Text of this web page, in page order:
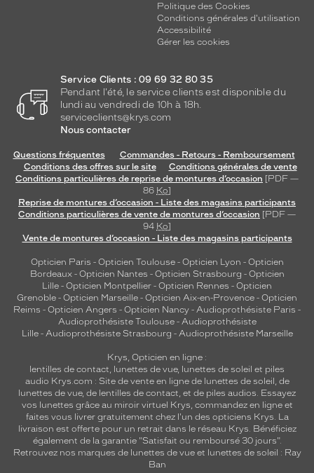
Politique des Cookies
Conditions générales d'utilisation
Accessibilité
Gérer les cookies
Service Clients : 09 69 32 80 35
Pendant l'été, le service clients est disponible du
lundi au vendredi de 10h à 18h.
serviceclients@krys.com
Nous contacter
Questions fréquentes
Commandes - Retours - Remboursement
Conditions des offres sur le site
Conditions générales de vente
Conditions particulières de reprise de montures d’occasion [PDF —
86 Ko]
Reprise de montures d’occasion - Liste des magasins participants
Conditions particulières de vente de montures d’occasion [PDF —
94 Ko]
Vente de montures d’occasion - Liste des magasins participants
Opticien Paris - Opticien Toulouse- Opticien Lyon - Opticien
Bordeaux- Opticien Nantes - Opticien Strasbourg - Opticien
Lille - Opticien Montpellier - Opticien Rennes - Opticien
Grenoble - Opticien Marseille - Opticien Aix-en-Provence - Opticien
Reims - Opticien Angers - Opticien Nancy - Audioprothésiste Paris -
Audioprothésiste Toulouse- Audioprothésiste
Lille- Audioprothésiste Strasbourg - Audioprothésiste Marseille
Krys, Opticien en ligne :
lentilles de contact lunettes de vue, lunettes de soleil et piles
audio Krys.com : Site de vente en ligne de lunettes de soleil, de
lunettes de vue, de lentilles de contact , et de piles audios. Essayez
vos lunettes grâce au miroir virtuel Krys, commandez en ligne et
faites vous livrer gratuitement chez l'un des opticiens Krys. La
livraison est offerte pour un retrait dans le réseau Krys. Bénéficiez
également de la garantie "Satisfait ou remboursé 30 jours".
Retrouvez nos marques de lunettes de vue et lunettes de soleil : Ray
Ban